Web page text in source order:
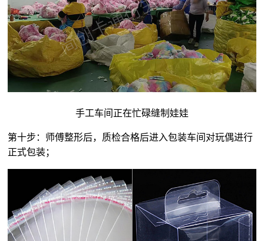
手工车间正在忙碌缝制娃娃
第十步：师傅整形后，质检合格后进入包装车间对玩偶进行
正式包装；